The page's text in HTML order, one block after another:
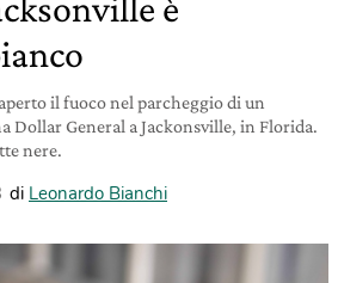
il fuoco nel parcheggio di un
Dollar General a Jackonsville, in Florida.
nere.
di Leonardo Bianchi